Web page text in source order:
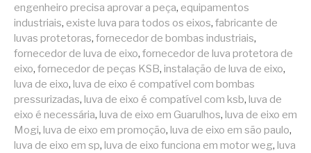
engenheiro precisa aprovar a peça, equipamentos
industriais, existe luva para todos os eixos, fabricante de
luvas protetoras, fornecedor de bombas industriais,
fornecedor de luva de eixo, fornecedor de luva protetora de
eixo, fornecedor de peças KSB, instalação de luva de eixo,
luva de eixo, luva de eixo é compatível com bombas
pressurizadas, luva de eixo é compatível com ksb, luva de
eixo é necessária, luva de eixo em Guarulhos, luva de eixo em
Mogi, luva de eixo em promoção, luva de eixo em são paulo,
luva de eixo em sp, luva de eixo funciona em motor weg, luva